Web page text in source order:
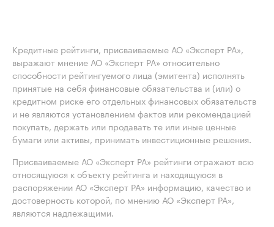
Кредитные рейтинги, присваиваемые АО «Эксперт РА»,
выражают мнение АО «Эксперт РА» относительно
способности рейтингуемого лица (эмитента) исполнять
принятые на себя финансовые обязательства и (или) о
кредитном риске его отдельных финансовых обязательств
и не являются установлением фактов или рекомендацией
покупать, держать или продавать те или иные ценные
бумаги или активы, принимать инвестиционные решения.
Присваиваемые АО «Эксперт РА» рейтинги отражают всю
относящуюся к объекту рейтинга и находящуюся в
распоряжении АО «Эксперт РА» информацию, качество и
достоверность которой, по мнению АО «Эксперт РА»,
являются надлежащими.